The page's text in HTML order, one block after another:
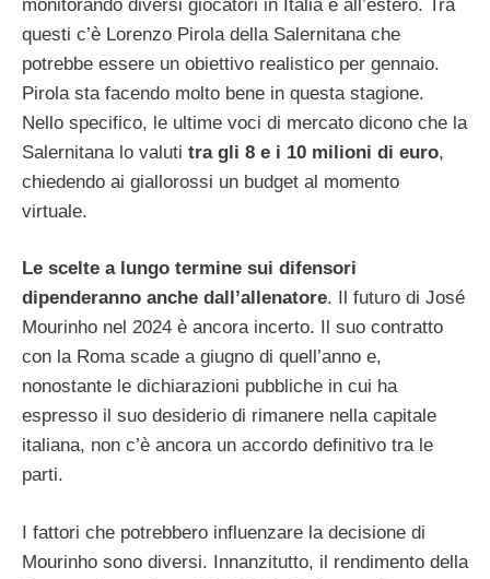
monitorando diversi giocatori in Italia e all’estero. Tra
questi c’è Lorenzo Pirola della Salernitana che
potrebbe essere un obiettivo realistico per gennaio.
Pirola sta facendo molto bene in questa stagione.
Nello specifico, le ultime voci di mercato dicono che la
Salernitana lo valuti tra gli 8 e i 10 milioni di euro,
chiedendo ai giallorossi un budget al momento
virtuale.
Le scelte a lungo termine sui difensori
dipenderanno anche dall’allenatore. Il futuro di José
Mourinho nel 2024 è ancora incerto. Il suo contratto
con la Roma scade a giugno di quell’anno e,
nonostante le dichiarazioni pubbliche in cui ha
espresso il suo desiderio di rimanere nella capitale
italiana, non c’è ancora un accordo definitivo tra le
parti.
I fattori che potrebbero influenzare la decisione di
Mourinho sono diversi. Innanzitutto, il rendimento della